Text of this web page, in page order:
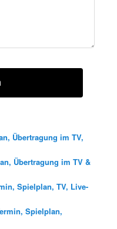
Übertragung im TV,
Übertragung im TV &
Spielplan, TV, Live-
Spielplan,